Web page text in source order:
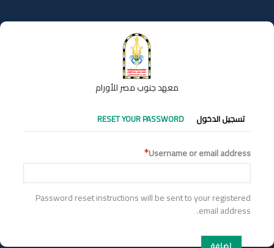
إلى
المحتوى
معهد جنوب مصر للأورام
التبويبات
الأساسية
تسجيل الدخول RESET YOUR PASSWORD
Username or email address
Password reset instructions will be sent to your registered
email address.